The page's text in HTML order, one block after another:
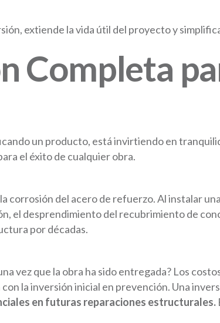
extiende la vida útil del proyecto y
Completa
un producto, está invirtiendo en
el éxito de cualquier obra.
corrosión del acero de refuerzo. Al instalar
el desprendimiento del recubrimiento de
por décadas.
vez que la obra ha sido entregada? Los
la inversión inicial en prevención. Una
en futuras reparaciones estructurales.